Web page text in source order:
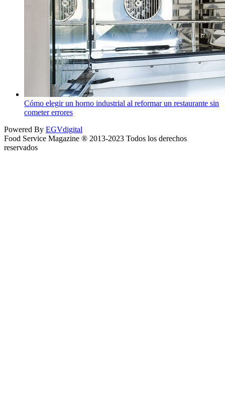
Cómo elegir un horno industrial al reformar un restaurante sin
cometer errores
Powered By EGVdigital
Food Service Magazine ® 2013-2023 Todos los derechos
reservados